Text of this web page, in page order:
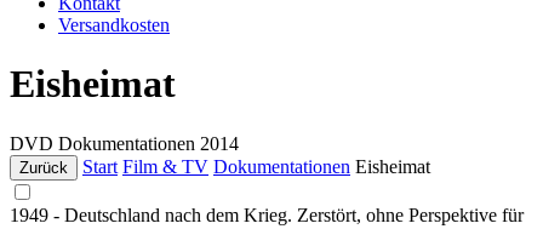
Versandkosten
Eisheimat
DVD Dokumentationen 2014
Zurück Start Film & TV Dokumentationen Eisheimat
1949 - Deutschland nach dem Krieg. Zerstört, ohne Perspektive für